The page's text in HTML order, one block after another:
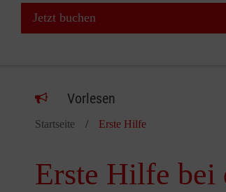
Jetzt buchen
Vorlesen
Startseite Erste Hilfe
Erste Hilfe bei